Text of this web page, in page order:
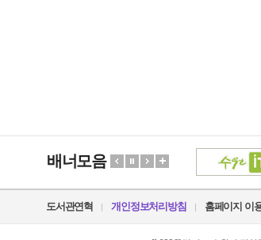
배너모음
도서관연혁 개인정보처리방침 홈페이지 이